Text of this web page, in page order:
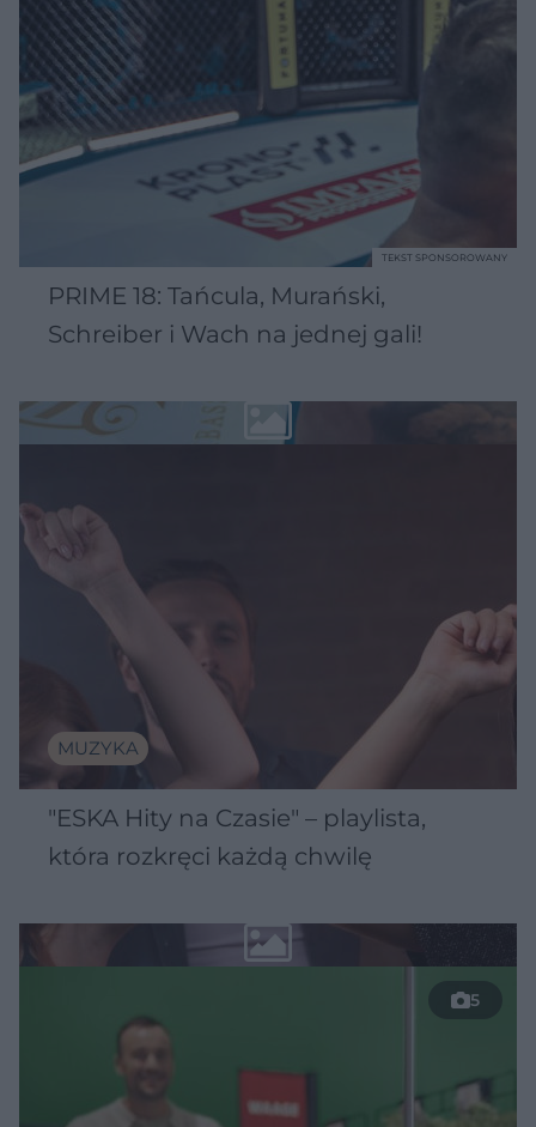
PRIME 18: Tańcula, Murański,
Schreiber i Wach na jednej gali!
TEKST SPONSOROWANY
MUZYKA
"ESKA Hity na Czasie" – playlista,
która rozkręci każdą chwilę
5